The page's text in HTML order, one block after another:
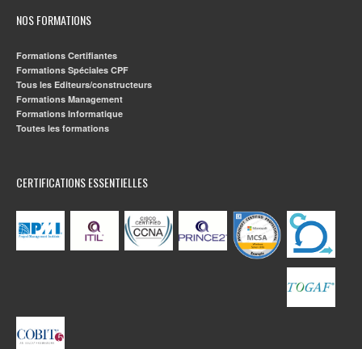
NOS FORMATIONS
Formations Certifiantes
Formations Spéciales CPF
Tous les Editeurs/constructeurs
Formations Management
Formations Informatique
Toutes les formations
CERTIFICATIONS ESSENTIELLES